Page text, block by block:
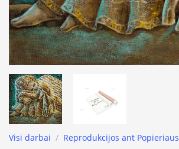
Visi darbai / Reprodukcijos ant Popieriaus